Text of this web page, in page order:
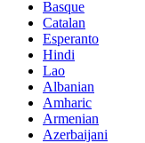
Basque
Catalan
Esperanto
Hindi
Lao
Albanian
Amharic
Armenian
Azerbaijani